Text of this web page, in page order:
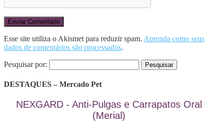
Esse site utiliza o Akismet para reduzir spam. Aprenda como seus
dados de comentários são processados.
Pesquisar por:
DESTAQUES – Mercado Pet
NEXGARD - Anti-Pulgas e Carrapatos Oral
(Merial)